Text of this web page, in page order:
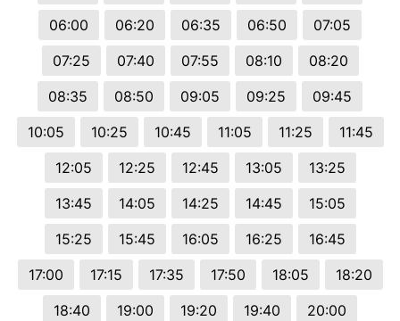
06:00
06:20 06:35 06:50
07:05
07:25
07:40 07:55 08:10
08:20
08:35
08:50 09:05 09:25
09:45
10:05
10:25 10:45 11:05 11:25
11:45
12:05
12:25 12:45 13:05
13:25
13:45
14:05 14:25 14:45
15:05
15:25
15:45 16:05 16:25
16:45
17:00
17:15 17:35 17:50 18:05
18:20
18:40
19:00 19:20 19:40
20:00